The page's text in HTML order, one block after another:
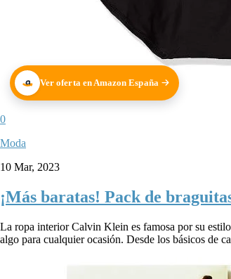
Ver oferta en Amazon España
0
Moda
10 Mar, 2023
¡Más baratas! Pack de
La ropa interior Calvin Klein es famosa por su
algo para cualquier ocasión. Desde los básicos de